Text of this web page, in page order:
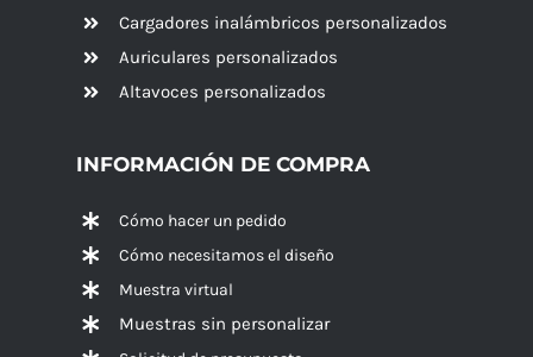
Cargadores inalámbricos personalizados
Auriculares personalizados
Altavoces personalizados
INFORMACIÓN DE COMPRA
Cómo hacer un pedido
Cómo necesitamos el diseño
Muestra virtual
Muestras sin personalizar